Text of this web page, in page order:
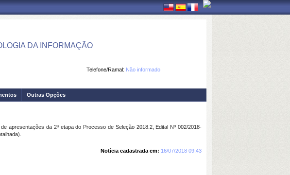
DA INFORMAÇÃO
Telefone/Ramal: Não informado
Outras Opções
apresentações da 2ª etapa do Processo de Seleção 2018.2, Edital Nº 002/2018-
Notícia cadastrada em: 16/07/2018 09:43